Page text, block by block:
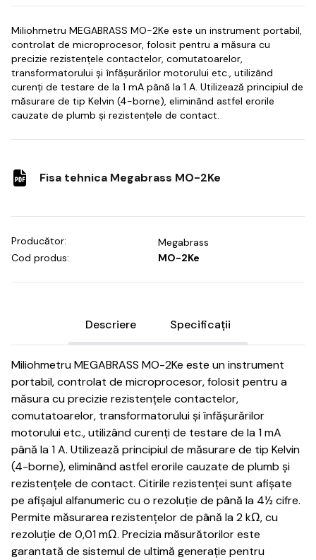
Miliohmetru MEGABRASS MO-2Ke este un instrument portabil,
controlat de microprocesor, folosit pentru a măsura cu
precizie rezistențele contactelor, comutatoarelor,
transformatorului și înfășurărilor motorului etc., utilizând
curenți de testare de la 1 mA până la 1 A. Utilizează principiul de
măsurare de tip Kelvin (4-borne), eliminând astfel erorile
cauzate de plumb și rezistențele de contact.
Fisa tehnica Megabrass MO-2Ke
Producător:
Megabrass
Cod produs:
MO-2Ke
Descriere Specificații
Miliohmetru MEGABRASS MO-2Ke este un instrument
portabil, controlat de microprocesor, folosit pentru a
măsura cu precizie rezistențele contactelor,
comutatoarelor, transformatorului și înfășurărilor
motorului etc., utilizând curenți de testare de la 1 mA
până la 1 A. Utilizează principiul de măsurare de tip Kelvin
(4-borne), eliminând astfel erorile cauzate de plumb și
rezistențele de contact. Citirile rezistenței sunt afișate
pe afișajul alfanumeric cu o rezoluție de până la 4½ cifre.
Permite măsurarea rezistențelor de până la 2 kΩ, cu
rezoluție de 0,01 mΩ. Precizia măsurătorilor este
garantată de sistemul de ultimă generație pentru